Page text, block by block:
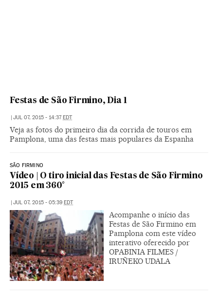
Festas de São Firmino, Dia 1
| JUL 07, 2015 - 14:37EDT
Veja as fotos do primeiro dia da corrida de touros em
Pamplona, uma das festas mais populares da Espanha
SÃO FIRMINO
Vídeo | O tiro inicial das Festas de São Firmino
2015 em 360°
| JUL 07, 2015 - 05:39 EDT
Acompanhe o início das
Festas de São Firmino em
Pamplona com este vídeo
interativo oferecido por
OPABINIA FILMES /
IRUÑEKO UDALA